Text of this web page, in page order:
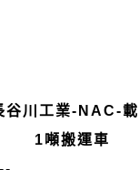
谷川工業-NAC-
1噸搬運車